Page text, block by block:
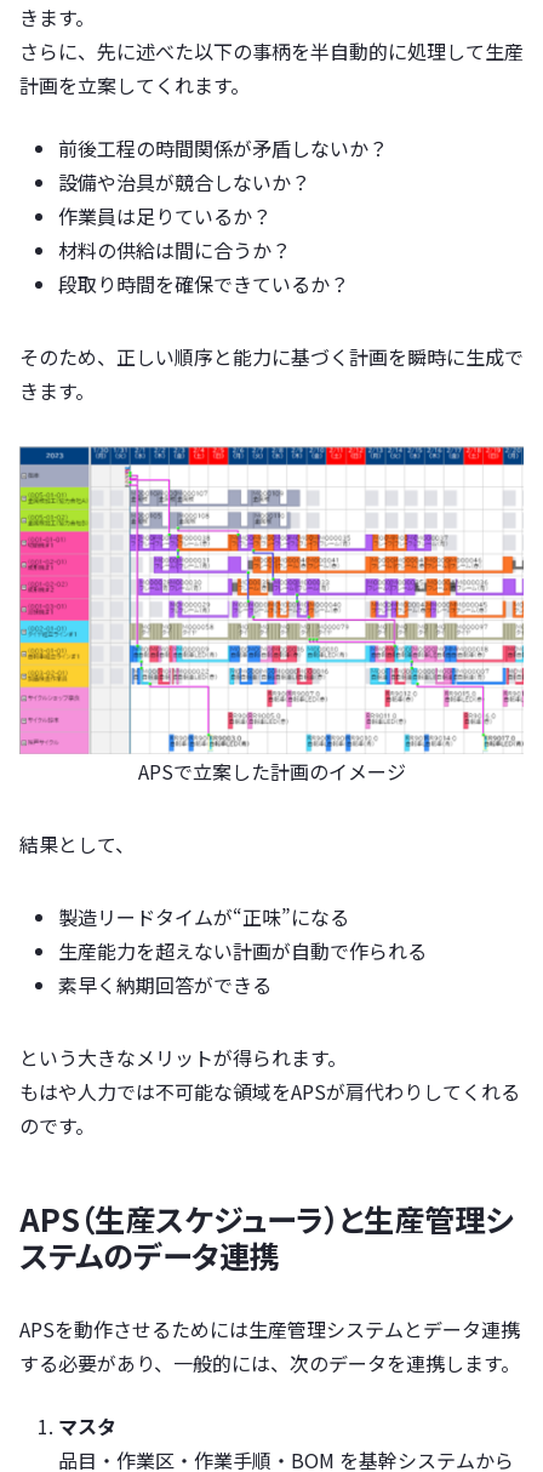
きます。
さらに、先に述べた以下の事柄を半自動的に処理して生産
計画を立案してくれます。
前後工程の時間関係が矛盾しないか？
設備や治具が競合しないか？
作業員は足りているか？
材料の供給は間に合うか？
段取り時間を確保できているか？
そのため、正しい順序と能力に基づく計画を瞬時に生成で
きます。
APSで立案した計画のイメージ
結果として、
製造リードタイムが“正味”になる
生産能力を超えない計画が自動で作られる
素早く納期回答ができる
という大きなメリットが得られます。
もはや人力では不可能な領域をAPSが肩代わりしてくれる
のです。
APS（生産スケジューラ）と生産管理シ
ステムのデータ連携
APSを動作させるためには生産管理システムとデータ連携
する必要があり、一般的には、次のデータを連携します。
マスタ
品目・作業区・作業手順・BOM を基幹システムから